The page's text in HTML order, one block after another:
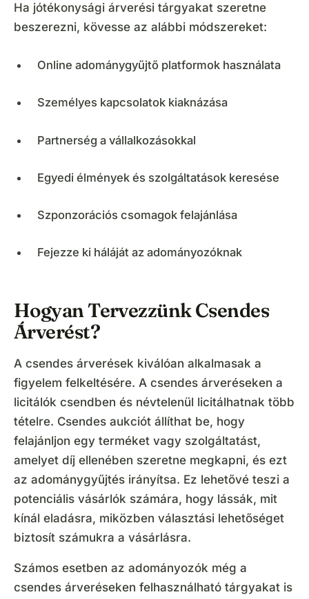
Ha jótékonysági árverési tárgyakat szeretne
beszerezni, kövesse az alábbi módszereket:
Online adománygyűjtő platformok használata
Személyes kapcsolatok kiaknázása
Partnerség a vállalkozásokkal
Egyedi élmények és szolgáltatások keresése
Szponzorációs csomagok felajánlása
Fejezze ki háláját az adományozóknak
Hogyan Tervezzünk Csendes
Árverést?
A csendes árverések kiválóan alkalmasak a
figyelem felkeltésére. A csendes árveréseken a
licitálók csendben és névtelenül licitálhatnak több
tételre. Csendes aukciót állíthat be, hogy
felajánljon egy terméket vagy szolgáltatást,
amelyet díj ellenében szeretne megkapni, és ezt
az adománygyűjtés irányítsa. Ez lehetővé teszi a
potenciális vásárlók számára, hogy lássák, mit
kínál eladásra, miközben választási lehetőséget
biztosít számukra a vásárlásra.
Számos esetben az adományozók még a
csendes árveréseken felhasználható tárgyakat is